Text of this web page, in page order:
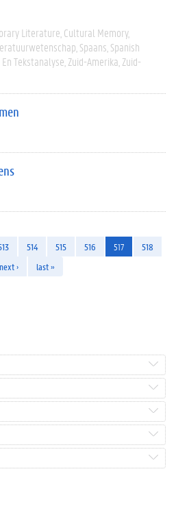
Literature Cultural Memory
Spaans Spanish
Tekstanalyse Zuid-Amerika Zuid-
514 515 516 517
518
next › last »